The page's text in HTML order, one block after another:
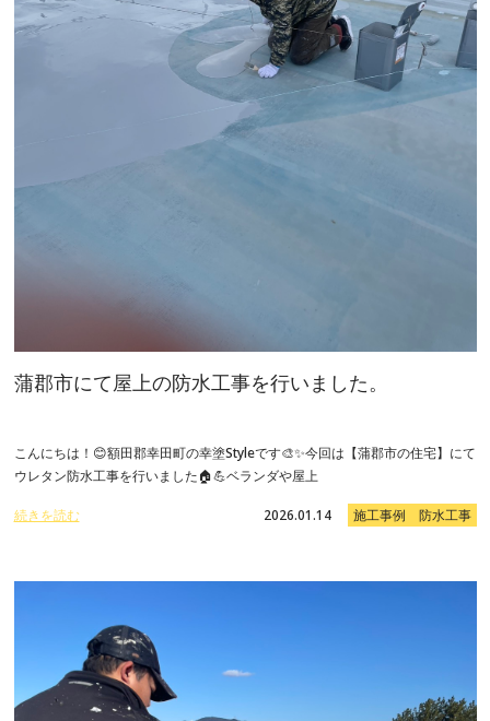
蒲郡市にて屋上の防水工事を行いました。
こんにちは！😊額田郡幸田町の幸塗Styleです🎨✨今回は【蒲郡市の住宅】にて
ウレタン防水工事を行いました🏠💪ベランダや屋上
続きを読む 2026.01.14 施工事例 防水工事